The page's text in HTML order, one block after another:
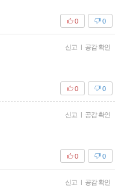
0
0
신고 | 공감 확인
0
0
신고 | 공감 확인
0
0
신고 | 공감 확인